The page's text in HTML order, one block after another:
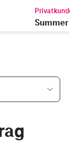
Cart
Summer